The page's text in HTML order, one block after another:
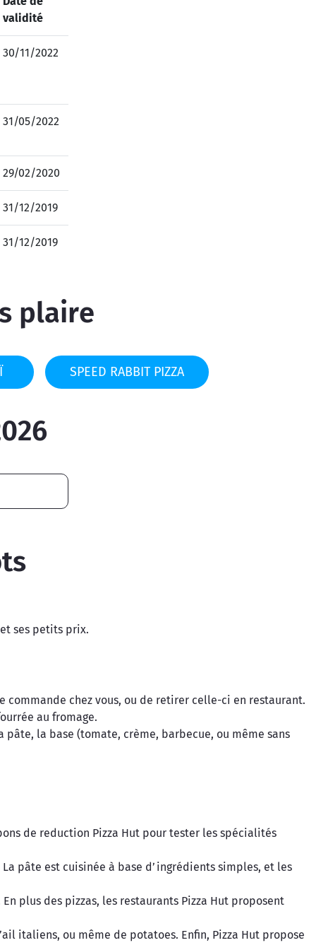
validité
30/11/2022
31/05/2022
29/02/2020
31/12/2019
31/12/2019
plaire
SPEED RABBIT PIZZA
ses petits prix.
chez vous, ou de retirer celle-ci en restaurant.
au fromage.
la base (tomate, crème, barbecue, ou même sans
de reduction Pizza Hut pour tester les spécialités
pâte est cuisinée à base d’ingrédients simples, et les
plus des pizzas, les restaurants Pizza Hut proposent
italiens, ou même de potatoes. Enfin, Pizza Hut propose